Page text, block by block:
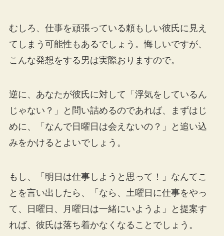
むしろ、仕事を頑張っている頼もしい彼氏に見え
てしまう可能性もあるでしょう。悔しいですが、
こんな発想をする男は実際おりますので。
逆に、あなたが彼氏に対して「浮気をしているん
じゃない？」と問い詰めるのであれば、まずはじ
めに、「なんで日曜日は会えないの？」と追い込
みをかけるとよいでしょう。
もし、「明日は仕事しようと思って！」なんてこ
とを言い出したら、「なら、土曜日に仕事をやっ
て、日曜日、月曜日は一緒にいようよ」と提案す
れば、彼氏は落ち着かなくなることでしょう。